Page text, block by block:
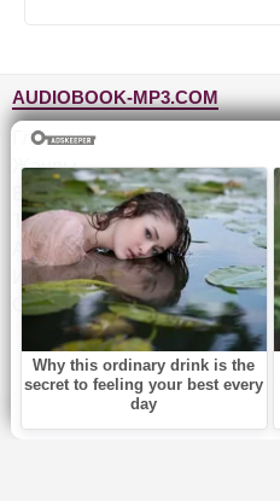
AUDIOBOOK-MP3.COM
Главная
Жанры
Блог
Топ-100
Авторы
Исполнители
Обратная связь